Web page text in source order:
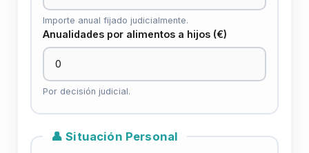
Importe anual fijado judicialmente.
Anualidades por alimentos a hijos (€)
Por decisión judicial.
👤 Situación Personal